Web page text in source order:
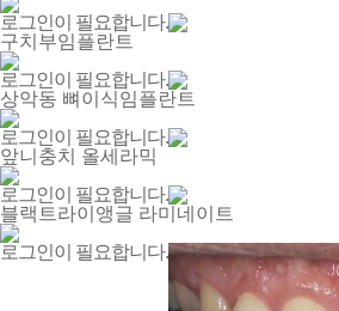
로그인이 필요합니다.
구치부임플란트
로그인이 필요합니다.
상악동 뼈이식임플란트
로그인이 필요합니다.
앞니충치 올세라믹
로그인이 필요합니다.
블랙트라이앵글 라미네이트
로그인이 필요합니다.